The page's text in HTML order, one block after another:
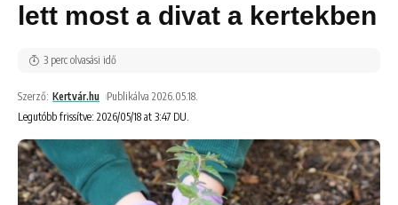
lett most a divat a kertekben
Legutóbb frissítve: 2026/05/18 at 3:47 DU.
Szerző: Kertvár.hu Publikálva 2026.05.18.
3 perc olvasási idő